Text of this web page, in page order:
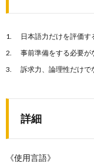
日本語力だけを評価す
事前準備をする必要が
訴求力、論理性だけで
詳細
《使用言語》